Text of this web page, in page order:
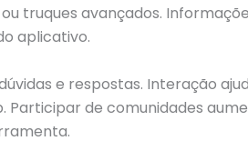
truques avançados.
aplicativo.
e respostas. Interação
Participar de comunidades